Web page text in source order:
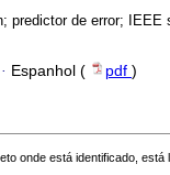
predictor de error; IEEE
· Espanhol ( pdf )
onde está identificado, está